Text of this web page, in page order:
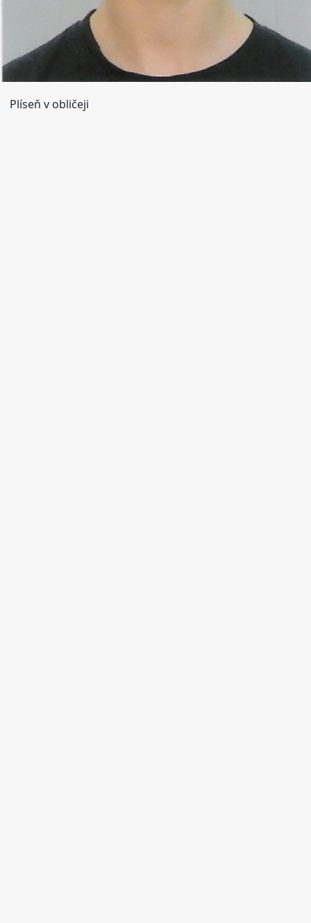
Plíseň v obličeji